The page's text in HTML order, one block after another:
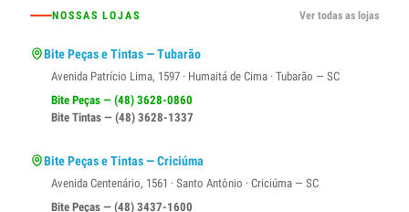
NOSSAS LOJAS Ver todas as lojas
Bite Peças e Tintas — Tubarão
Avenida Patrício Lima, 1597 · Humaitá de Cima · Tubarão — SC
Bite Peças — (48) 3628-0860
Bite Tintas — (48) 3628-1337
Bite Peças e Tintas — Criciúma
Avenida Centenário, 1561 · Santo Antônio · Criciúma — SC
Bite Peças — (48) 3437-1600